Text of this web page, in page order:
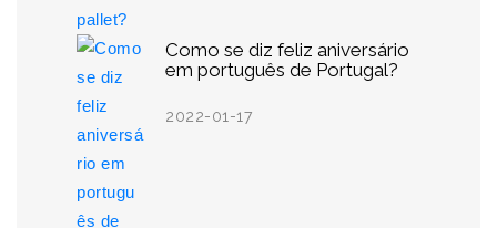
Como se diz feliz aniversário
em português de Portugal?
2022-01-17